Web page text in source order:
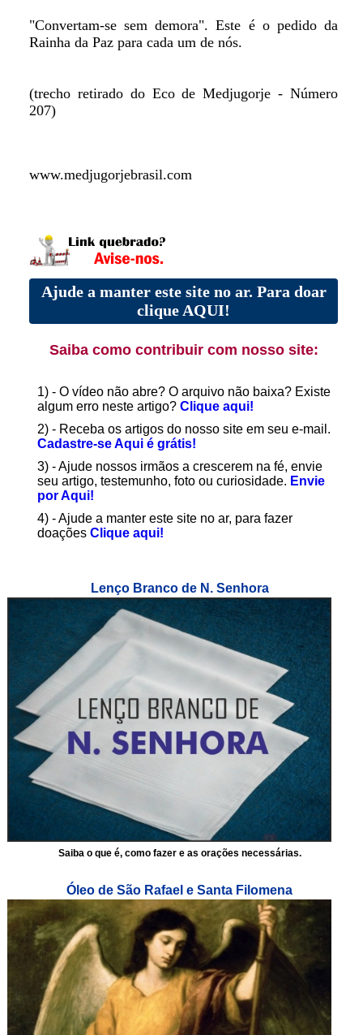
"Convertam-se sem demora". Este é o pedido da
Rainha da Paz para cada um de nós.
(trecho retirado do Eco de Medjugorje - Número
207)
www.medjugorjebrasil.com
Ajude a manter este site no ar. Para doar
clique AQUI!
Saiba como contribuir com nosso site:
1) - O vídeo não abre? O arquivo não baixa? Existe
algum erro neste artigo? Clique aqui!
2) - Receba os artigos do nosso site em seu e-mail.
Cadastre-se Aqui é grátis!
3) - Ajude nossos irmãos a crescerem na fé, envie
seu artigo, testemunho, foto ou curiosidade. Envie
por Aqui!
4) - Ajude a manter este site no ar, para fazer
doações Clique aqui!
Lenço Branco de N. Senhora
Saiba o que é, como fazer e as orações necessárias.
Óleo de São Rafael e Santa Filomena